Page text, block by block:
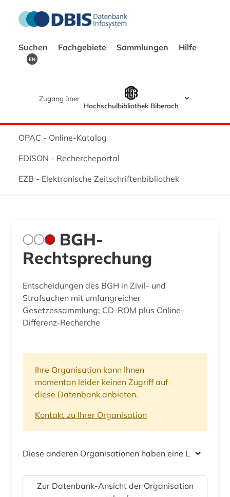
Suchen Fachgebiete Sammlungen Hilfe
EN
Zugang über
Hochschulbibliothek Biberach
OPAC - Online-Katalog
EDISON - Rechercheportal
EZB - Elektronische Zeitschriftenbibliothek
BGH-
Rechtsprechung
Entscheidungen des BGH in Zivil- und
Strafsachen mit umfangreicher
Gesetzessammlung; CD-ROM plus Online-
Differenz-Recherche
Ihre Organisation kann Ihnen
momentan leider keinen Zugriff auf
diese Datenbank anbieten.
Kontakt zu Ihrer Organisation
Diese anderen Organisationen haben eine Lizenz
Zur Datenbank-Ansicht der Organisation